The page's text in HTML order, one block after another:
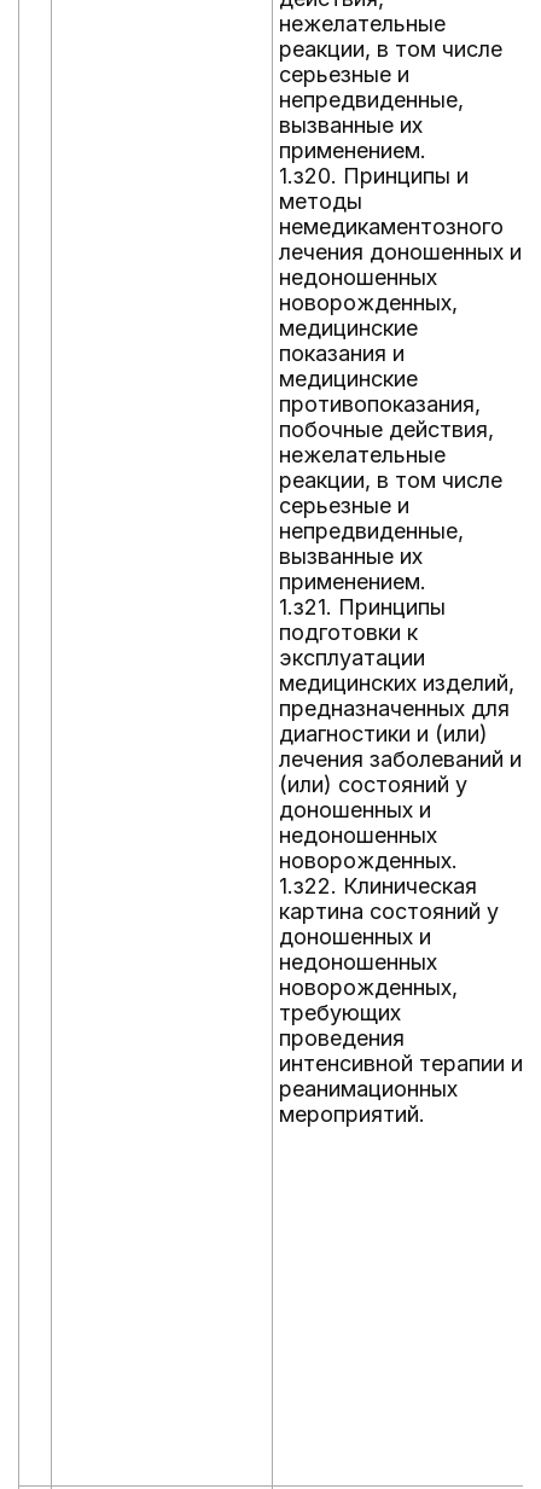
нежелательные
реакции, в том числе
серьезные и
непредвиденные,
вызванные их
применением.
1.з20. Принципы и
методы
немедикаментозного
лечения доношенных и
недоношенных
новорожденных,
медицинские
показания и
медицинские
противопоказания,
побочные действия,
нежелательные
реакции, в том числе
серьезные и
непредвиденные,
вызванные их
применением.
1.з21. Принципы
подготовки к
эксплуатации
медицинских изделий,
предназначенных для
диагностики и (или)
лечения заболеваний и
(или) состояний у
доношенных и
недоношенных
новорожденных.
1.з22. Клиническая
картина состояний у
доношенных и
недоношенных
новорожденных,
требующих
проведения
интенсивной терапии и
реанимационных
мероприятий.